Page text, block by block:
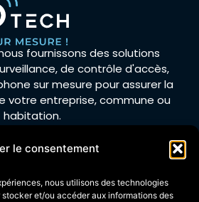
le consentement
nous utilisons des technologies
et/ou accéder aux informations des
nous fournissons des solutions
de contrôle d'accès,
sur mesure pour assurer la
votre entreprise, commune ou
habitation.